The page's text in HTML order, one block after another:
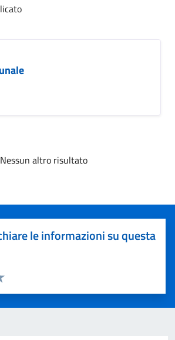
Nessun altro risultato
le informazioni su questa
5 stelle su 5
4 stelle su 5
su 5
su 5